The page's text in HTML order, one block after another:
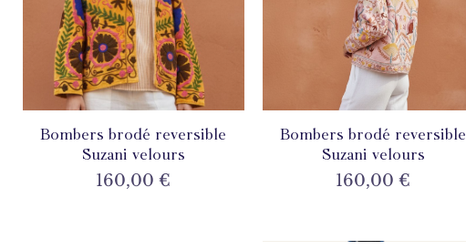
Aperçu rapide
Bombers brodé reversible
Suzani velours
Prix
160,00 €
Aperçu rapide
Bombers brodé reversible
Suzani velours
Prix
160,00 €